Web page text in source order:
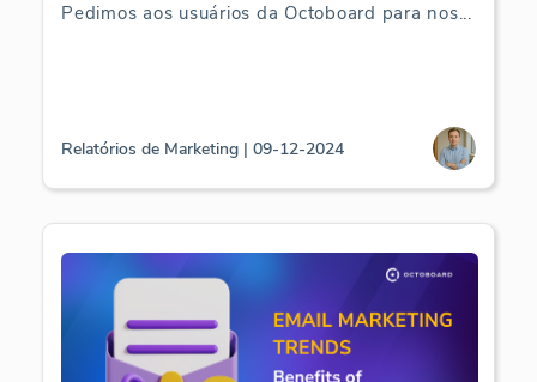
Pedimos aos usuários da Octoboard para nos...
Relatórios de Marketing | 09-12-2024